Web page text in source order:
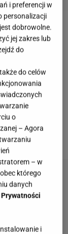
, lody,
mamy pod
ze
się w
ulubionych
i preferencji w
personalizacji
dobrowolne.
jej zakres lub
do
do celów
o
– Agora
– w
którego
danych
i